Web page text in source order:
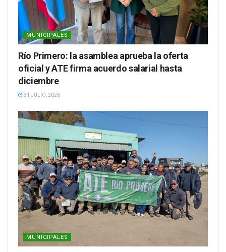
MUNICIPALES
Río Primero: la asamblea aprueba la oferta
oficial y ATE firma acuerdo salarial hasta
diciembre
31 JULIO, 2026
MUNICIPALES